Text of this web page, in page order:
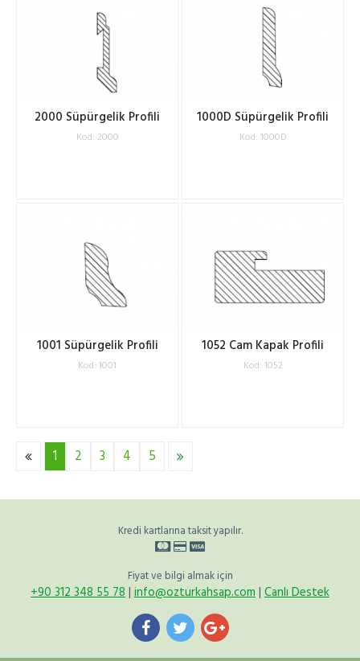
2000 Süpürgelik Profili
Kod: 2000
1000D Süpürgelik Profili
Kod: 1000D
1001 Süpürgelik Profili
Kod: 1001
1052 Cam Kapak Profili
Kod: 1052
1 2 3 4 5
Kredi kartlarına taksit yapılır.
Fiyat ve bilgi almak için
+90 312 348 55 78| info@ozturkahsap.com| Canlı Destek